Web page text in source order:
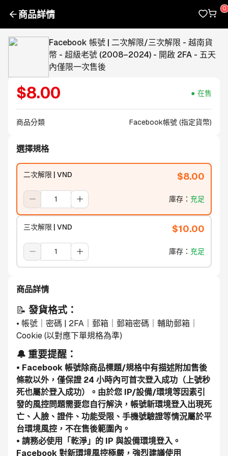
商品詳情
Facebook 帳號 | 二次解限/三次解限 - 越南貨
幣 - 超級老號 (2008–2024) - 開啟 2FA - 五天
內僅限一次售後
$8.00 在售
商品分類 Facebook帳號 (指定貨幣)
選擇規格
二次解限 | VND $8.00
庫存 ： 充足
三次解限 | VND $10.00
庫存 ： 充足
商品詳情
📝 發貨格式：
• 帳號｜密碼 | 2FA｜郵箱｜郵箱密碼｜輔助郵箱｜
Cookie (以對應下單規格為準)
🔔 重要提醒：
• Facebook 帳號除商品標題/規格中有描述附加售後
條款以外，僅保證 24 小時內可首次登入成功（上號秒
死也屬於登入成功）。由於您 IP/設備/環境等因素引
發的風控問題需要您自行解決，帳號新環境登入出現死
亡、人臉、證件、功能受限、手機號驗證等情況屬於平
台環境風控，不在售後範圍內。
• 請務必使用「乾淨」的 IP 與設備環境登入。
Facebook 對新環境風控極嚴，強烈建議使用